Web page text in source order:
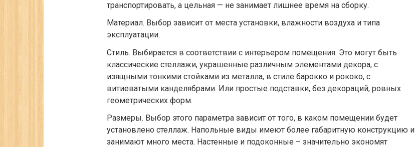
транспортировать, а цельная — не занимает лишнее время на сборку.
Материал. Выбор зависит от места установки, влажности воздуха и типа
эксплуатации.
Стиль. Выбирается в соответствии с интерьером помещения. Это могут быть
классические стеллажи, украшенные различным элементами декора, с
изящными тонкими стойками из металла, в стиле барокко и рококо, с
витиеватыми канделябрами. Или простые подставки, без декораций, ровных
геометрических форм.
Размеры. Выбор этого параметра зависит от того, в каком помещении будет
установлено стеллаж. Напольные виды имеют более габаритную конструкцию и
занимают много места. Настенные и подоконные – значительно экономят